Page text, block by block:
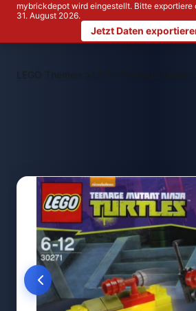
mybrickdepot wird eingestellt. Bitte exportiere
31. August 2026.
Jetzt Daten
LEGO Themen > LEGO Teenage